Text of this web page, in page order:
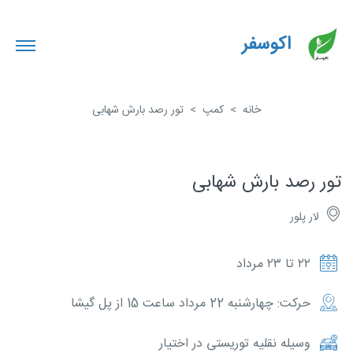
اکوسفر
خانه کمپ تور رصد بارش شهابی
تور رصد بارش شهابی
لار پلور
۲۲ تا ۲۳ مرداد
حرکت: چهارشنبه 22 مرداد ساعت 15 از پل گیشا
وسیله نقلیه توریستی در اختیار